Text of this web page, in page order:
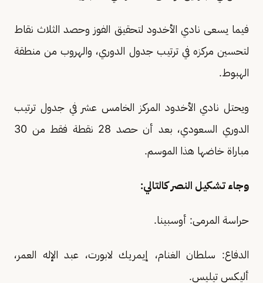
فيما يسعى نادي الأخدود لتحقيق الفوز وحصد الثلاث نقاط
لتحسين مركزه في ترتيب جدول الدوري، والهروب من منطقة
الهبوط.
ويحتل نادي الأخدود المركز الخامس عشر في جدول ترتيب
الدوري السعودي، بعد أن حصد 28 نقطة فقط من 30
مباراة خاضها هذا الموسم.
وجاء تشكيل النصر كالتالي:
حراسة المرمى: أوسبينا.
الدفاع: سلطان الغنام، إيمريك لابورت، عبد الإله العمر،
أليكس تيليس.